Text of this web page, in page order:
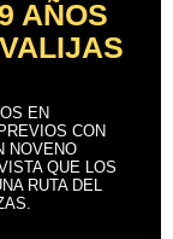
AÑOS
EN
CON
NOVENO
QUE LOS
RUTA DEL